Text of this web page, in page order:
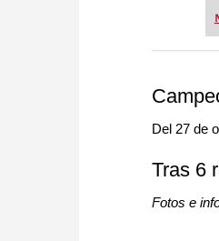
Del 27 de
Tras 6
Fotos e